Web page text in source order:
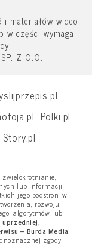
materiałów wideo
w części wymaga
Z O.O.
Polki.pl
Story.pl
lub informacji
jego podstron, w
rozwoju,
algorytmów lub
– Burda Media
zgody